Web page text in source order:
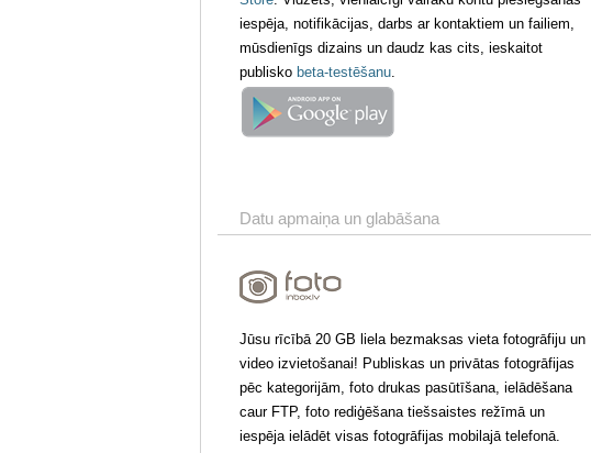
iespēja, notifikācijas, darbs ar kontaktiem un failiem,
mūsdienīgs dizains un daudz kas cits, ieskaitot
publisko beta-testēšanu.
Datu apmaiņa un glabāšana
Jūsu rīcībā 20 GB liela bezmaksas vieta fotogrāfiju un
video izvietošanai! Publiskas un privātas fotogrāfijas
pēc kategorijām, foto drukas pasūtīšana, ielādēšana
caur FTP, foto rediģēšana tiešsaistes režīmā un
iespēja ielādēt visas fotogrāfijas mobilajā telefonā.